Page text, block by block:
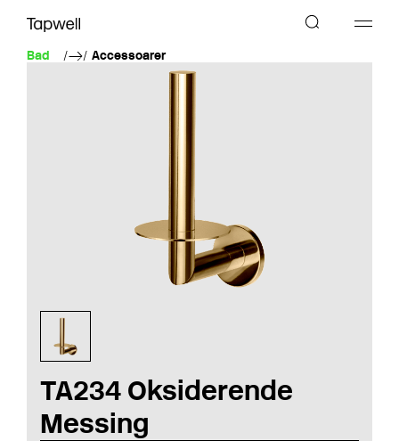
Bad Accessoarer
TA234 Oksiderende
Messing